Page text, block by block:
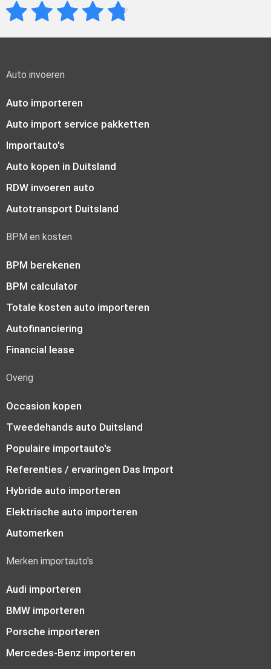
Auto invoeren
Auto importeren
Auto import service pakketten
Importauto's
Auto kopen in Duitsland
RDW invoeren auto
Autotransport Duitsland
BPM en kosten
BPM berekenen
BPM calculator
Totale kosten auto importeren
Autofinanciering
Financial lease
Overig
Occasion kopen
Tweedehands auto Duitsland
Populaire importauto's
Referenties / ervaringen Das Import
Hybride auto importeren
Elektrische auto importeren
Automerken
Merken importauto's
Audi importeren
BMW importeren
Porsche importeren
Mercedes-Benz importeren